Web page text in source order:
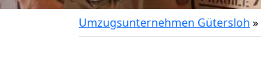
Umzugsunternehmen Gütersloh »